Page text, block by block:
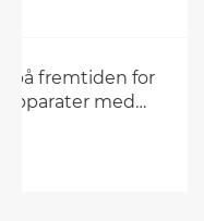
Hvad er
det kritisk for